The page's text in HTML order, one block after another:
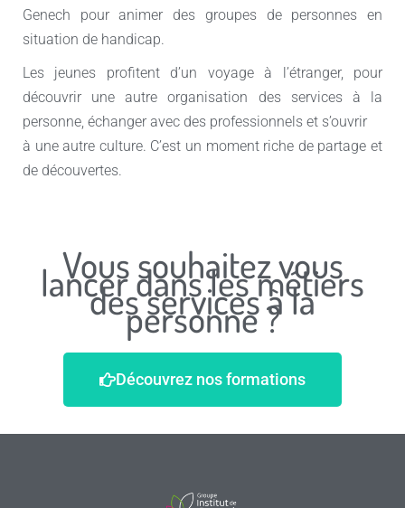
Genech pour animer des groupes de personnes en
situation de handicap.
Les jeunes profitent d’un voyage à l’étranger, pour
découvrir une autre organisation des services à la
personne, échanger avec des professionnels et s’ouvrir
à une autre culture. C’est un moment riche de partage et
de découvertes.
Vous souhaitez vous
lancer dans les métiers
des services à la
personne ?
Découvrez nos formations